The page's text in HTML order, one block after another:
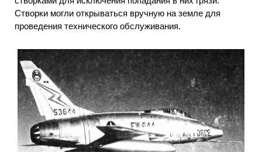
Створки могли открываться вручную на земле для
проведения технического обслуживания.